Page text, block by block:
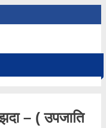
– ( उपजाति